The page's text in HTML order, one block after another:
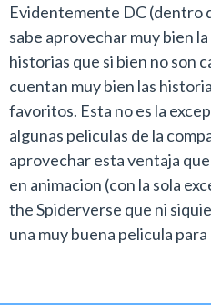
Evidentemente DC (dentro
sabe aprovechar muy bien
historias que si bien no son
cuentan muy bien las
favoritos. Esta no es la
algunas peliculas de la
aprovechar esta ventaja
en animacion (con la sola
the Spiderverse que ni
una muy buena pelicula